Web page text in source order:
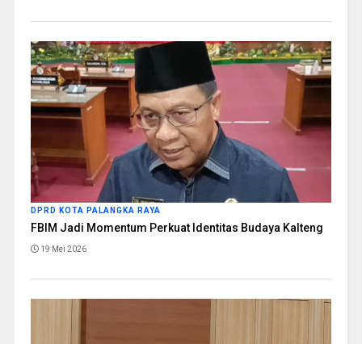
DPRD KOTA PALANGKA RAYA
FBIM Jadi Momentum Perkuat Identitas Budaya Kalteng
19 Mei 2026